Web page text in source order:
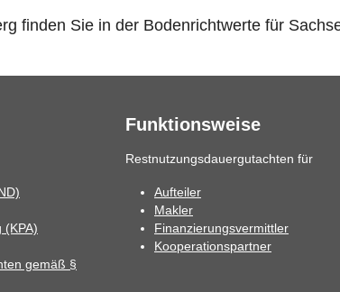
finden Sie in der Bodenrichtwerte für
(KPA)
gemäß §
Funktionsweise
Restnutzungsdauergutachten für
Aufteiler
Makler
Finanzierungsvermittler
Kooperationspartner